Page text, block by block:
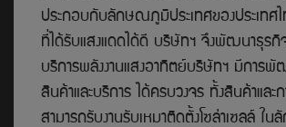
ประกอบกับลักษณภูมิประเทศของประเทศไ
ที่ได้รับแสงแดดได้ดี บริษัทฯ จึงพัฒนาธุรกิ
บริการพลังงานแสงอาทิตย์บริษัทฯ มีการพั
สินค้าและบริการ ได้ครบวงจร ทั้งสินค้าและ
สามารถรับงานรับเหมาติดตั้งโซล่าเซลล์ ใ